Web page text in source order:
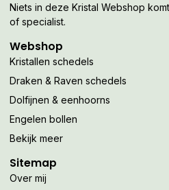
Niets in deze Kristal Webshop
of specialist.
Webshop
Kristallen schedels
Draken & Raven schedels
Dolfijnen & eenhoorns
Engelen bollen
Bekijk meer
Sitemap
Over mij